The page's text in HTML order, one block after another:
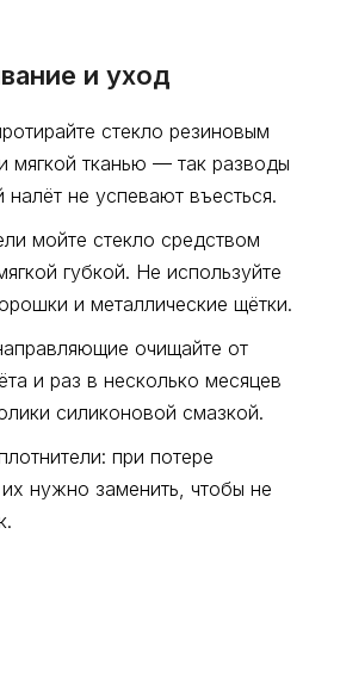
и уход
стекло резиновым
мягкой тканью — так разводы
налёт не успевают въесться.
мойте стекло средством
губкой. Не используйте
и металлические щётки.
очищайте от
и раз в несколько месяцев
силиконовой смазкой.
при потере
их нужно заменить, чтобы не
Набережная
79 б/1,